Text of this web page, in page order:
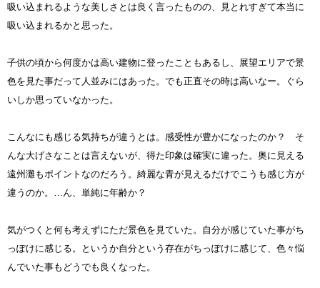
吸い込まれるような美しさとは良く言ったものの、見とれすぎて本当に
吸い込まれるかと思った。
子供の頃から何度かは高い建物に登ったこともあるし、展望エリアで景
色を見た事だって人並みにはあった。でも正直その時は高いなー。ぐら
いしか思っていなかった。
こんなにも感じる気持ちが違うとは。感受性が豊かになったのか？ そ
んな大げさなことは言えないが、得た印象は確実に違った。奥に見える
遠州灘もポイントなのだろう。綺麗な青が見えるだけでこうも感じ方が
違うのか。…ん、単純に年齢か？
気がつくと何も考えずにただ景色を見ていた。自分が感じていた事がち
っぽけに感じる。というか自分という存在がちっぽけに感じて、色々悩
んでいた事もどうでも良くなった。